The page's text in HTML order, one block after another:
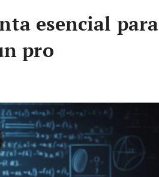
esencial para
pro